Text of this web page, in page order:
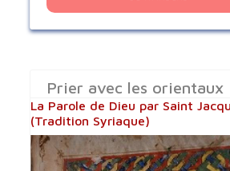
Prier avec les orientaux
La Parole de Dieu par Saint
(Tradition Syriaque)